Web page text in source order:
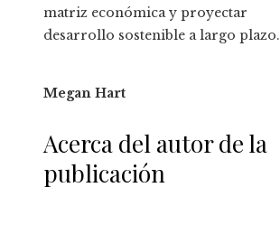
matriz económica y proyectar
desarrollo sostenible a largo plazo.
Megan Hart
Acerca del autor de la
publicación